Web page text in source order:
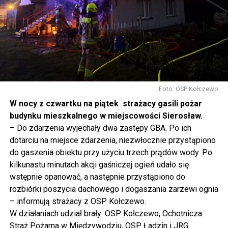
Zachodnie, silne gospodarką, silne nauką, silne
rolnictwem, silne innowacją, to polska racja stanu. I my
tak to traktujemy. Jesteśmy dzisiaj w Wolinie. Często to
mówię, tutaj, na wyspie Wolin, na wyspie Uznam, Polska
się tutaj nie kończy, Polska się tutaj zaczyna.
Gdyby nie determinacja rządu Prawa i Sprawiedliwości,
to tunel pod Świną do dzisiaj byłby w sferze
projektowania i dyskusji. Ważny tutaj był wkład
samorządu, ale to rząd PiS podjął w tej sprawie
najważniejsze decyzje. Powstał dzięki ogromnej
determinacji rządu najpierw Pani Premier Beaty Szydło,
a następnie Pana Premiera Mateusza Morawieckiego.
Chciałbym podziękować Panu Premierowi za to jak
osobiście pilnował powstania tej inwestycji. Cieszymy
się, że turyści również korzystają z tunelu, cieszymy się,
że wśród tych 4 milionów samochodów, które
przejechały już otwartym tunelem w Świnoujściu,
przyjechało tutaj do nas tak wielu turystów z zagranicy
Foto: OSP Kołczewo
W nocy z czwartku na piątek strażacy gasili pożar
budynku mieszkalnego w miejscowości Sierosław.
– Do zdarzenia wyjechały dwa zastępy GBA. Po ich
dotarciu na miejsce zdarzenia, niezwłocznie przystąpiono
do gaszenia obiektu przy użyciu trzech prądów wody. Po
kilkunastu minutach akcji gaśniczej ogień udało się
wstępnie opanować, a następnie przystąpiono do
rozbiórki poszycia dachowego i dogaszania zarzewi ognia
– informują strażacy z OSP Kołczewo.
W działaniach udział brały: OSP Kołczewo, Ochotnicza
Straż Pożarna w Międzywodziu, OSP Ładzin i JRG